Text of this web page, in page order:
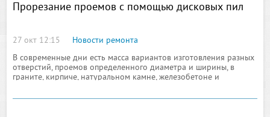
Прорезание проемов с помощью дисковых пил
27 окт 12:15
Новости ремонта
В современные дни есть масса вариантов изготовления разных
отверстий, проемов определенного диаметра и ширины, в
граните, кирпиче, натуральном камне, железобетоне и
вариантом считают дисковые пилы.